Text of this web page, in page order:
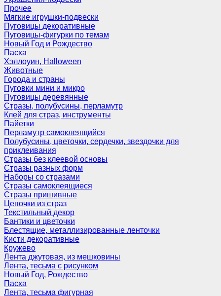
Прочее
Мягкие игрушки-подвески
Пуговицы декоративные
Пуговицы-фигурки по темам
Новый Год и Рождество
Пасха
Хэллоуин, Halloween
Животные
Города и страны
Пуговки мини и микро
Пуговицы деревянные
Стразы, полубусины, перламутр
Клей для страз, инструменты
Пайетки
Перламутр самоклеящийся
Полубусины, цветочки, сердечки, звездочки для
приклеивания
Стразы без клеевой основы
Стразы разных форм
Наборы со стразами
Стразы самоклеящиеся
Стразы пришивные
Цепочки из страз
Текстильный декор
Бантики и цветочки
Блестящие, металлизированные ленточки
Кисти декоративные
Кружево
Лента джутовая, из мешковины
Лента, тесьма с рисунком
Новый Год, Рождество
Пасха
Лента, тесьма фигурная